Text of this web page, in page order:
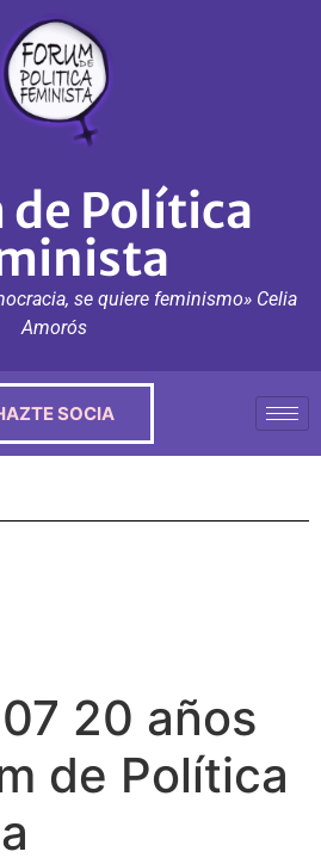
de Política
se quiere feminismo» Celia
Amorós
SOCIA
20 años
de Política